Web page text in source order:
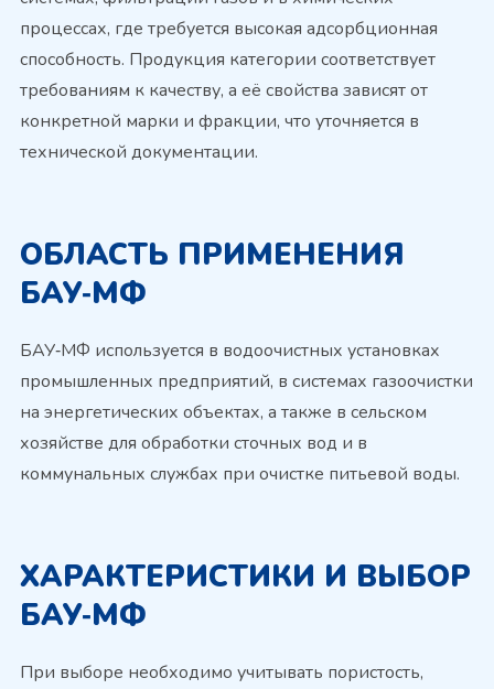
процессах, где требуется высокая адсорбционная
способность. Продукция категории соответствует
требованиям к качеству, а её свойства зависят от
конкретной марки и фракции, что уточняется в
технической документации.
ОБЛАСТЬ ПРИМЕНЕНИЯ
БАУ‑МФ
БАУ‑МФ используется в водоочистных установках
промышленных предприятий, в системах газоочистки
на энергетических объектах, а также в сельском
хозяйстве для обработки сточных вод и в
коммунальных службах при очистке питьевой воды.
ХАРАКТЕРИСТИКИ И ВЫБОР
БАУ‑МФ
При выборе необходимо учитывать пористость,